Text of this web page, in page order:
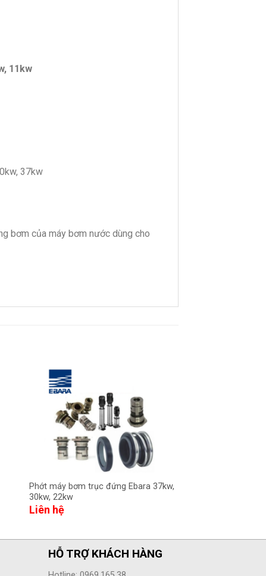
11kw
37kw
bơm của máy bơm nước dùng cho
Phớt máy bơm trục đứng Ebara 37kw,
30kw, 22kw
Liên hệ
HỖ TRỢ KHÁCH HÀNG